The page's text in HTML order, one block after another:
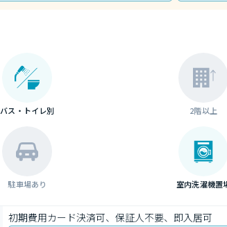
バス・トイレ別 2階以上
駐車場あり 室内洗濯機置
初期費用カード決済可、保証人不要、即入居可